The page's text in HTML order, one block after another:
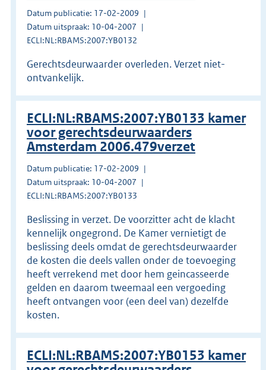
Datum publicatie: 17-02-2009
Datum uitspraak: 10-04-2007
ECLI:NL:RBAMS:2007:YB0132
Gerechtsdeurwaarder overleden. Verzet niet-
ontvankelijk.
ECLI:NL:RBAMS:2007:YB0133 kamer
voor gerechtsdeurwaarders
Amsterdam 2006.479verzet
Datum publicatie: 17-02-2009
Datum uitspraak: 10-04-2007
ECLI:NL:RBAMS:2007:YB0133
Beslissing in verzet. De voorzitter acht de klacht
kennelijk ongegrond. De Kamer vernietigt de
beslissing deels omdat de gerechtsdeurwaarder
de kosten die deels vallen onder de toevoeging
heeft verrekend met door hem geincasseerde
gelden en daarom tweemaal een vergoeding
heeft ontvangen voor (een deel van) dezelfde
kosten.
ECLI:NL:RBAMS:2007:YB0153 kamer